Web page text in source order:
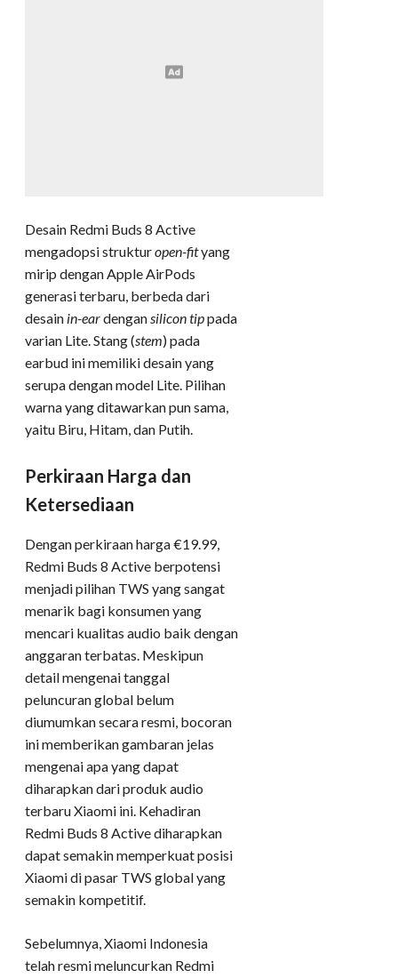
Desain Redmi Buds 8 Active
mengadopsi strukturopen-fityang
mirip dengan Apple AirPods
generasi terbaru, berbeda dari
desain in-eardengan silicon tippada
varian Lite. Stang (stem) pada
earbud ini memiliki desain yang
serupa dengan model Lite. Pilihan
warna yang ditawarkan pun sama,
yaitu Biru, Hitam, dan Putih.
Perkiraan Harga dan
Ketersediaan
Dengan perkiraan harga €19.99,
Redmi Buds 8 Active berpotensi
menjadi pilihan TWS yang sangat
menarik bagi konsumen yang
mencari kualitas audio baik dengan
anggaran terbatas. Meskipun
detail mengenai tanggal
peluncuran global belum
diumumkan secara resmi, bocoran
ini memberikan gambaran jelas
mengenai apa yang dapat
diharapkan dari produk audio
terbaru Xiaomi ini. Kehadiran
Redmi Buds 8 Active diharapkan
dapat semakin memperkuat posisi
Xiaomi di pasar TWS global yang
semakin kompetitif.
Sebelumnya, Xiaomi Indonesia
telah resmi meluncurkan Redmi